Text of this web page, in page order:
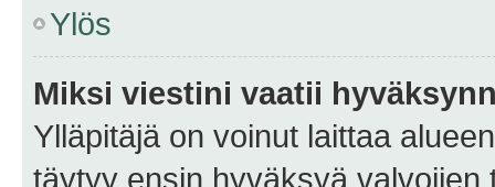
Ylös
Miksi viestini vaatii
Ylläpitäjä on voinut laittaa
täytyy ensin hyväksyä